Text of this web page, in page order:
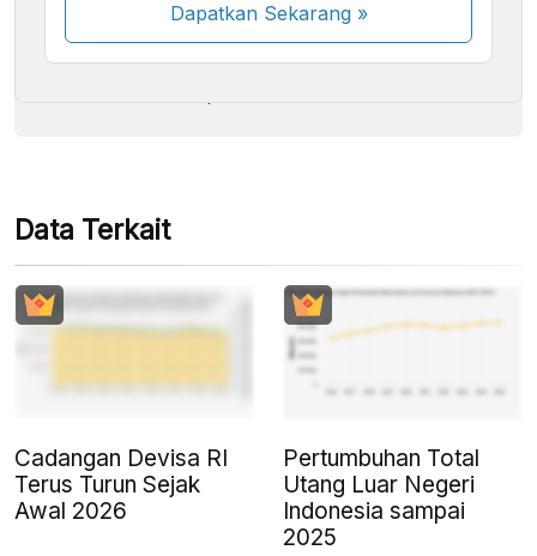
Dapatkan Sekarang»
Beberapa metode pembayaran masih dalam
Data Terkait
Cadangan Devisa RI
Terus Turun Sejak
Awal 2026
Pertumbuhan Total
Utang Luar Negeri
Indonesia sampai
2025